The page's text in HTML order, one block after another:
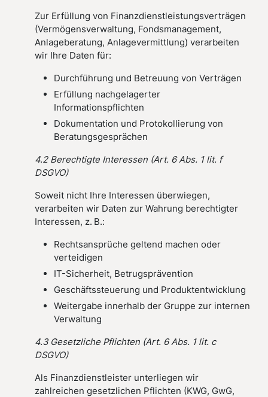
Zur Erfüllung von Finanzdienstleistungsverträgen
(Vermögensverwaltung, Fondsmanagement,
Anlageberatung, Anlagevermittlung) verarbeiten
wir Ihre Daten für:
Durchführung und Betreuung von Verträgen
Erfüllung nachgelagerter
Informationspflichten
Dokumentation und Protokollierung von
Beratungsgesprächen
4.2 Berechtigte Interessen (Art. 6 Abs. 1 lit. f
DSGVO)
Soweit nicht Ihre Interessen überwiegen,
verarbeiten wir Daten zur Wahrung berechtigter
Interessen, z. B.:
Rechtsansprüche geltend machen oder
verteidigen
IT-Sicherheit, Betrugsprävention
Geschäftssteuerung und Produktentwicklung
Weitergabe innerhalb der Gruppe zur internen
Verwaltung
4.3 Gesetzliche Pflichten (Art. 6 Abs. 1 lit. c
DSGVO)
Als Finanzdienstleister unterliegen wir
zahlreichen gesetzlichen Pflichten (KWG, GwG,